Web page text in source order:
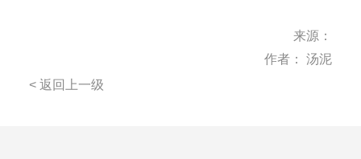
< 返回上一级
来源：
作者： 汤泥